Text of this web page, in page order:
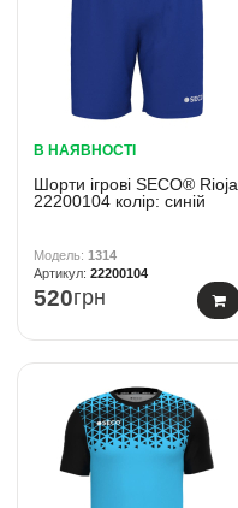
В НАЯВНОСТІ
Шорти ігрові SECO® Rioja
22200104 колiр: синій
1314
22200104
520грн